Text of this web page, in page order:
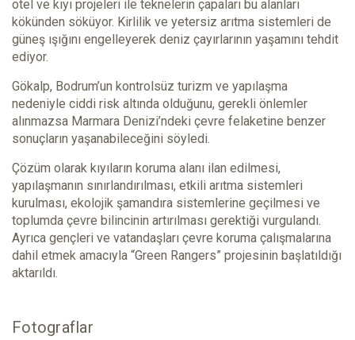
otel ve kıyı projeleri ile teknelerin çapaları bu alanları
kökünden söküyor. Kirlilik ve yetersiz arıtma sistemleri de
güneş ışığını engelleyerek deniz çayırlarının yaşamını tehdit
ediyor.
Gökalp, Bodrum’un kontrolsüz turizm ve yapılaşma
nedeniyle ciddi risk altında olduğunu, gerekli önlemler
alınmazsa Marmara Denizi’ndeki çevre felaketine benzer
sonuçların yaşanabileceğini söyledi.
Çözüm olarak kıyıların koruma alanı ilan edilmesi,
yapılaşmanın sınırlandırılması, etkili arıtma sistemleri
kurulması, ekolojik şamandıra sistemlerine geçilmesi ve
toplumda çevre bilincinin artırılması gerektiği vurgulandı.
Ayrıca gençleri ve vatandaşları çevre koruma çalışmalarına
dahil etmek amacıyla “Green Rangers” projesinin başlatıldığı
aktarıldı.
Fotograflar